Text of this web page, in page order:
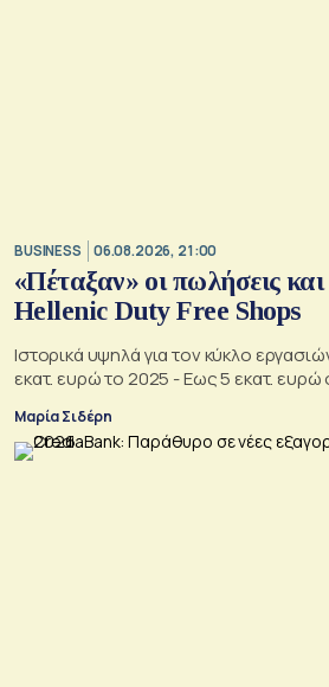
BUSINESS 06.08.2026, 21:00
«Πέταξαν» οι πωλήσεις
Hellenic Duty Free Shops
Ιστορικά υψηλά για τον κύκλο
εκατ. ευρώ το 2025 - Εως 5 εκατ. ευρώ
Μαρία Σιδέρη